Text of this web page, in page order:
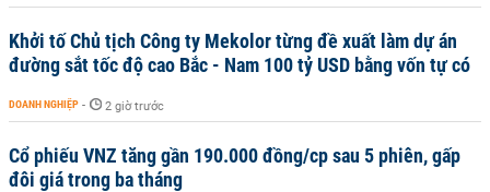
Khởi tố Chủ tịch Công ty Mekolor từng đề xuất làm dự án
đường sắt tốc độ cao Bắc - Nam 100 tỷ USD bằng vốn tự có
DOANH NGHIỆP - 2 giờ trước
Cổ phiếu VNZ tăng gần 190.000 đồng/cp sau 5 phiên, gấp
đôi giá trong ba tháng